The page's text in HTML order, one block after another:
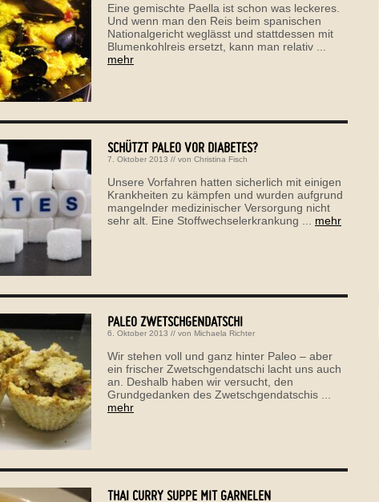
Eine gemischte Paella ist schon was leckeres.
Und wenn man den Reis beim spanischen
Nationalgericht weglässt und stattdessen mit
Blumenkohlreis ersetzt, kann man relativ ...
mehr
SCHÜTZT PALEO VOR DIABETES?
7. Oktober 2013 // von Christina Fisch
Unsere Vorfahren hatten sicherlich mit einigen
Krankheiten zu kämpfen und wurden aufgrund
mangelnder medizinischer Versorgung nicht
sehr alt. Eine Stoffwechselerkrankung ... mehr
PALEO ZWETSCHGENDATSCHI
6. Oktober 2013 // von Michaela Richter
Wir stehen voll und ganz hinter Paleo – aber
ein frischer Zwetschgendatschi lacht uns auch
an. Deshalb haben wir versucht, den
Grundgedanken des Zwetschgendatschis ...
mehr
THAI CURRY SUPPE MIT GARNELEN